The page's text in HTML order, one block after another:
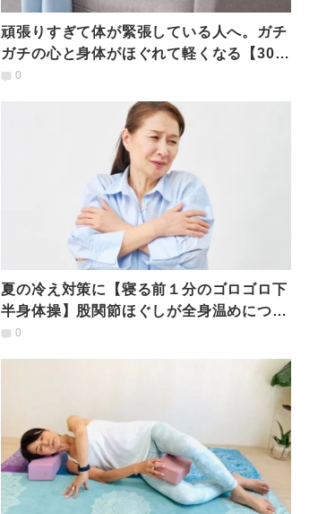
頑張りすぎて体が緊張している人へ。ガチ
ガチの心と身体がほぐれて軽くなる【30秒
の股関節ゆらし】
0
夏の冷え対策に【寝る前１分のゴロゴロ下
半身体操】股関節ほぐしが全身温めにつな
がる理由
0